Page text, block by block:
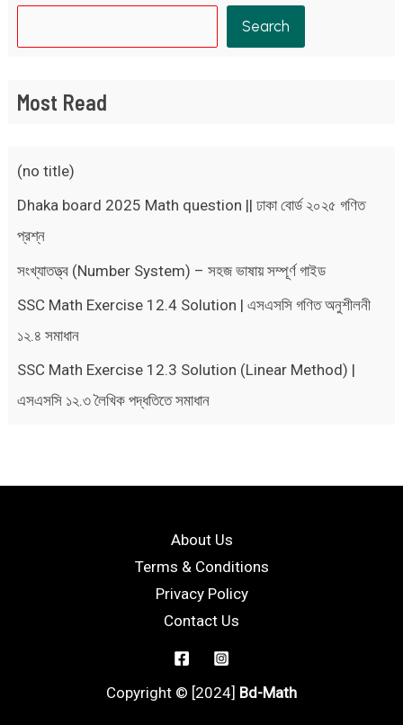
Search
Most Read
(no title)
Dhaka board 2025 Math question || ঢাকা বোর্ড ২০২৫ গণিত
প্রশ্ন
সংখ্যাতত্ত্ব (Number System) – সহজ ভাষায় সম্পূর্ণ গাইড
SSC Math Exercise 12.4 Solution | এসএসসি গণিত অনুশীলনী
১২.৪ সমাধান
SSC Math Exercise 12.3 Solution (Linear Method) |
এসএসসি ১২.৩ লৈখিক পদ্ধতিতে সমাধান
About Us
Terms & Conditions
Privacy Policy
Contact Us
Copyright © [2024] Bd-Math